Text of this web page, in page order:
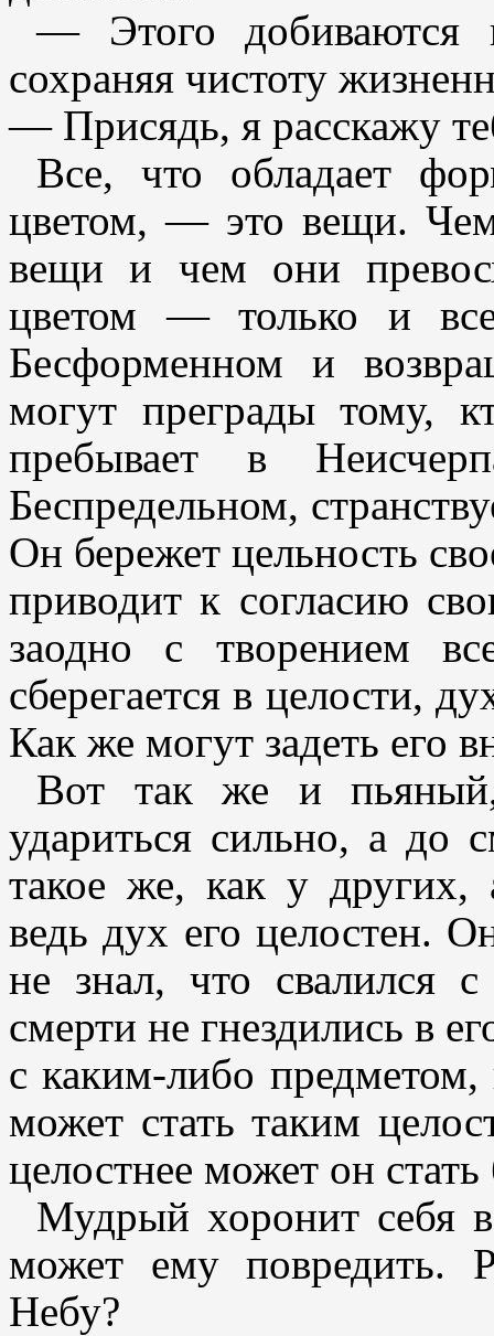
— Этого добиваются
сохраняя чистоту
— Присядь, я расскажу
Все, что обладает
цветом, — это вещи.
вещи и чем они
цветом — только и
Бесформенном и
могут преграды тому,
пребывает в
Беспредельном,
Он бережет цельность
приводит к согласию
заодно с творением
сберегается в целости,
Как же могут задеть его
Вот так же и
удариться сильно, а до
такое же, как у
ведь дух его целостен.
не знал, что свалился
смерти не гнездились в
с каким-либо предметом,
может стать таким
целостнее может он
Мудрый хоронит себя
может ему повредить.
Небу?